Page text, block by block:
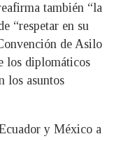
también “la
“respetar en su
de Asilo
los diplomáticos
los asuntos
y México a